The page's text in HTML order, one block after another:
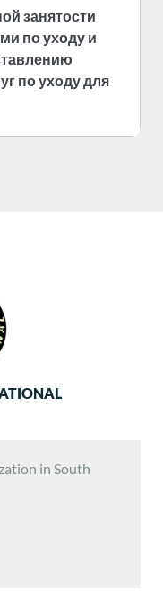
занятости
по уходу и
по уходу для
in South